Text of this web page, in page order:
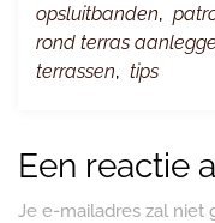
opsluitbanden,
rond terras
terrassen, tips
Een reactie
Je e-mailadres zal niet